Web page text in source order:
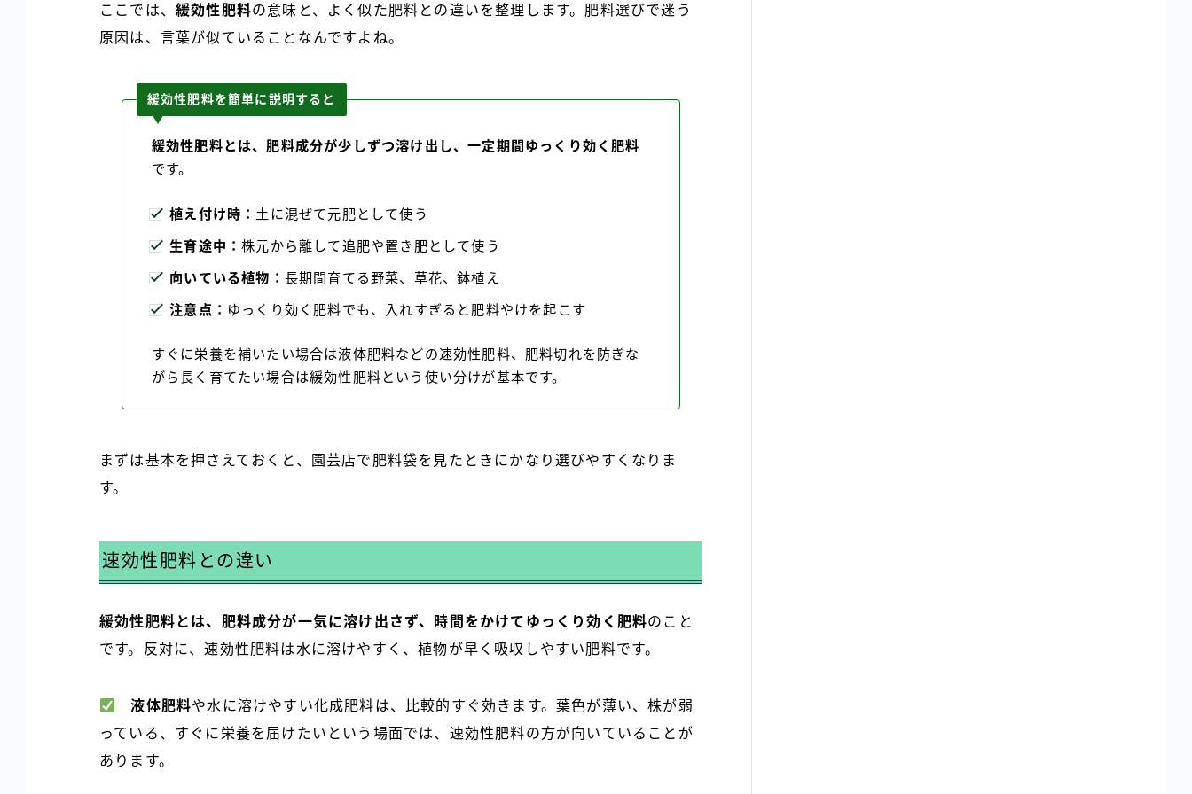
ここでは、 緩効性肥料の意味と、よく似た肥料との違いを整理します。肥料選びで迷う
原因は、言葉が似ていることなんですよね。
緩効性肥料を簡単に説明すると
緩効性肥料とは、肥料成分が少しずつ溶け出し、一定期間ゆっくり効く肥料
です。
植え付け時： 土に混ぜて元肥として使う
生育途中：株元から離して追肥や置き肥として使う
向いている植物： 長期間育てる野菜、草花、鉢植え
注意点： ゆっくり効く肥料でも、入れすぎると肥料やけを起こす
すぐに栄養を補いたい場合は液体肥料などの速効性肥料、肥料切れを防ぎな
がら長く育てたい場合は緩効性肥料という使い分けが基本です。
まずは基本を押さえておくと、園芸店で肥料袋を見たときにかなり選びやすくなりま
す。
速効性肥料との違い
緩効性肥料とは、肥料成分が一気に溶け出さず、時間をかけてゆっくり効く肥料のこと
です。反対に、速効性肥料は水に溶けやすく、植物が早く吸収しやすい肥料です。
液体肥料や水に溶けやすい化成肥料は、比較的すぐ効きます。葉色が薄い、株が弱
っている、すぐに栄養を届けたいという場面では、速効性肥料の方が向いていることが
あります。